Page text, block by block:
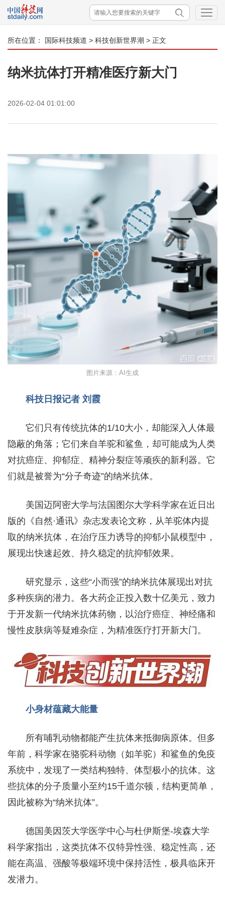
所在位置： 国际科技频道 > 科技创新世界潮 > 正文
纳米抗体打开精准医疗新大门
2026-02-04 01:01:00
图片来源：AI生成
科技日报记者 刘霞
它们只有传统抗体的1/10大小，却能深入人体最
隐蔽的角落；它们来自羊驼和鲨鱼，却可能成为人类
对抗癌症、抑郁症、精神分裂症等顽疾的新利器。它
们就是被誉为“分子奇迹”的纳米抗体。
美国迈阿密大学与法国图尔大学科学家在近日出
版的《自然·通讯》杂志发表论文称，从羊驼体内提
取的纳米抗体，在治疗压力诱导的抑郁小鼠模型中，
展现出快速起效、持久稳定的抗抑郁效果。
研究显示，这些“小而强”的纳米抗体展现出对抗
多种疾病的潜力。各大药企正投入数十亿美元，致力
于开发新一代纳米抗体药物，以治疗癌症、神经痛和
慢性皮肤病等疑难杂症，为精准医疗打开新大门。
小身材蕴藏大能量
所有哺乳动物都能产生抗体来抵御病原体。但多
年前，科学家在骆驼科动物（如羊驼）和鲨鱼的免疫
系统中，发现了一类结构独特、体型极小的抗体。这
些抗体的分子质量小至约15千道尔顿，结构更简单，
因此被称为“纳米抗体”。
德国美因茨大学医学中心与杜伊斯堡-埃森大学
科学家指出，这类抗体不仅特异性强、稳定性高，还
能在高温、强酸等极端环境中保持活性，极具临床开
发潜力。